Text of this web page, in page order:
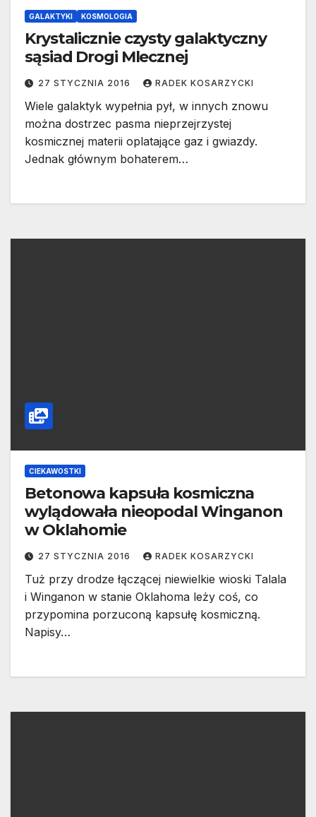
GALAKTYKI KOSMOLOGIA
Krystalicznie czysty galaktyczny
sąsiad Drogi Mlecznej
27 STYCZNIA 2016 RADEK KOSARZYCKI
Wiele galaktyk wypełnia pył, w innych znowu
można dostrzec pasma nieprzejrzystej
kosmicznej materii oplatające gaz i gwiazdy.
Jednak głównym bohaterem…
CIEKAWOSTKI
Betonowa kapsuła kosmiczna
wylądowała nieopodal Winganon
w Oklahomie
27 STYCZNIA 2016 RADEK KOSARZYCKI
Tuż przy drodze łączącej niewielkie wioski Talala
i Winganon w stanie Oklahoma leży coś, co
przypomina porzuconą kapsułę kosmiczną.
Napisy…